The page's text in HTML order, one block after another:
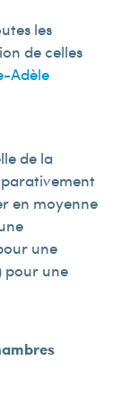
les
de celles
Adèle
de la
en moyenne
une
pour une